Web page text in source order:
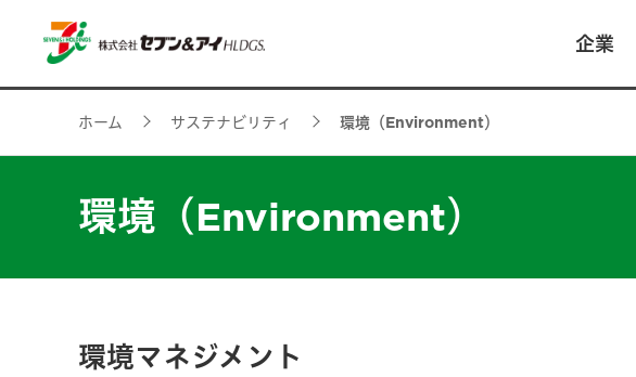
企業
ホーム サステナビリティ 環境（Environment）
環境（Environment）
環境マネジメント